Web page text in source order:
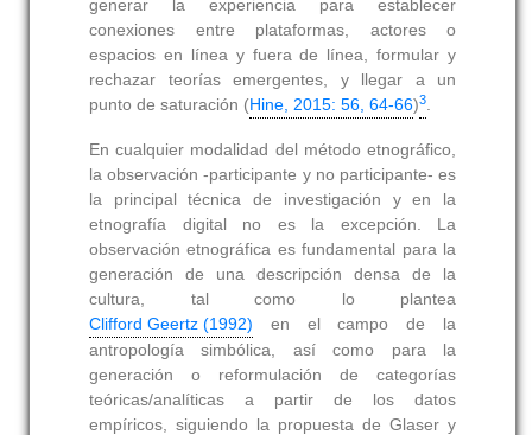
generar la experiencia para establecer
conexiones entre plataformas, actores o
espacios en línea y fuera de línea, formular y
rechazar teorías emergentes, y llegar a un
punto de saturación (Hine, 2015: 56, 64-66)3
En cualquier modalidad del método etnográfico,
la observación -participante y no participante- es
la principal técnica de investigación y en la
etnografía digital no es la excepción. La
observación etnográfica es fundamental para la
generación de una descripción densa de la
cultura, tal como lo plantea
Clifford Geertz (1992) en el campo de la
antropología simbólica, así como para la
generación o reformulación de categorías
teóricas/analíticas a partir de los datos
empíricos, siguiendo la propuesta de Glaser y